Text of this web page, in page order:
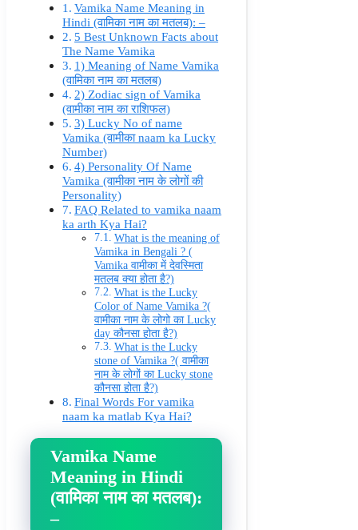
Vamika Name Meaning in
Hindi (वामिका नाम का मतलब): –
5 Best Unknown Facts about
The Name Vamika
1) Meaning of Name Vamika
(वामिका नाम का मतलब)
2) Zodiac sign of Vamika
(वामीका नाम का राशिफल)
3) Lucky No of name
Vamika (वामीका naam ka Lucky
Number)
4) Personality Of Name
Vamika (वामीका नाम के लोगों की
Personality)
FAQ Related to vamika naam
ka arth Kya Hai?
What is the meaning of
Vamika in Bengali ? (
Vamika वामीका में देवस्मिता
मतलब क्या होता है?)
What is the Lucky
Color of Name Vamika ?(
वामीका नाम के लोगो का Lucky
day कौनसा होता है?)
What is the Lucky
stone of Vamika ?( वामीका
नाम के लोगों का Lucky stone
कौनसा होता है?)
Final Words For vamika
naam ka matlab Kya Hai?
Vamika Name
Meaning in Hindi
(वामिका नाम का मतलब):
–